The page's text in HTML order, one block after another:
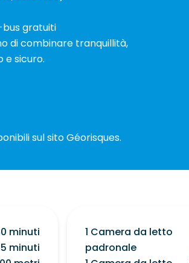
bus gratuiti
di combinare tranquillità,
e sicuro.
sul sito Géorisques.
minuti
5 minuti
1 Camera da letto
padronale